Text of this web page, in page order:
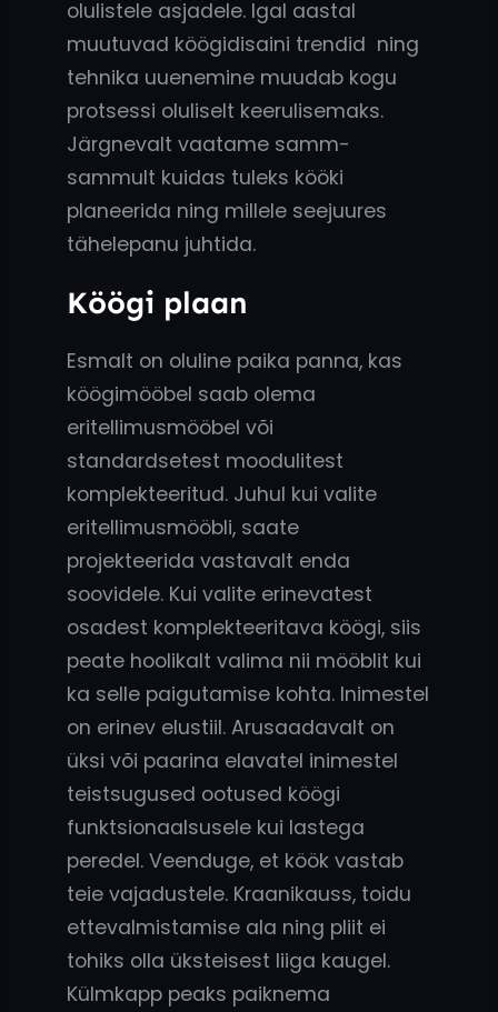
olulistele asjadele. Igal aastal
muutuvad köögidisaini trendid ning
tehnika uuenemine muudab kogu
protsessi oluliselt keerulisemaks.
Järgnevalt vaatame samm-
sammult kuidas tuleks kööki
planeerida ning millele seejuures
tähelepanu juhtida.
Köögi plaan
Esmalt on oluline paika panna, kas
köögimööbel saab olema
eritellimusmööbel või
standardsetest moodulitest
komplekteeritud. Juhul kui valite
eritellimusmööbli, saate
projekteerida vastavalt enda
soovidele. Kui valite erinevatest
osadest komplekteeritava köögi, siis
peate hoolikalt valima nii mööblit kui
ka selle paigutamise kohta. Inimestel
on erinev elustiil. Arusaadavalt on
üksi või paarina elavatel inimestel
teistsugused ootused köögi
funktsionaalsusele kui lastega
peredel. Veenduge, et köök vastab
teie vajadustele. Kraanikauss, toidu
ettevalmistamise ala ning pliit ei
tohiks olla üksteisest liiga kaugel.
Külmkapp peaks paiknema